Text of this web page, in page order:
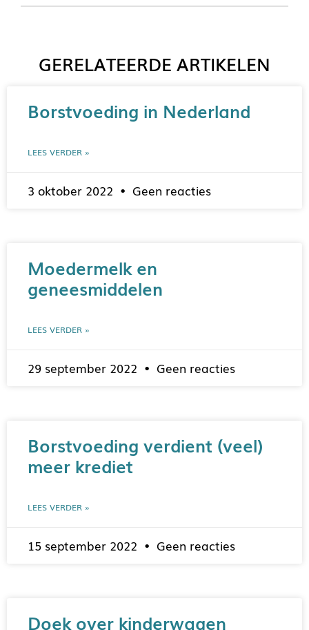
GERELATEERDE ARTIKELEN
Borstvoeding in Nederland
LEES VERDER »
3 oktober 2022 Geen reacties
Moedermelk en
geneesmiddelen
LEES VERDER »
29 september 2022 Geen reacties
Borstvoeding verdient (veel)
meer krediet
LEES VERDER »
15 september 2022 Geen reacties
Doek over kinderwagen